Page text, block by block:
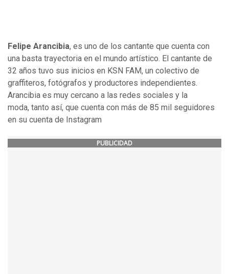
Felipe Arancibia, es uno de los cantante que cuenta con
una basta trayectoria en el mundo artístico. El cantante de
32 años tuvo sus inicios en KSN FAM, un colectivo de
graffiteros, fotógrafos y productores independientes.
Arancibia es muy cercano a las redes sociales y la
moda, tanto así, que cuenta con más de 85 mil seguidores
en su cuenta de Instagram
PUBLICIDAD